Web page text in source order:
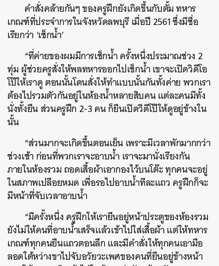
คำสั่งคล้ายกันๆ ของครูฝึกยังเกิดขึ้นกับตั้ม ทหาร
เกณฑ์ที่ประจำการในจังหวัดลพบุรี เมื่อปี 2561 ซึ่งมีชื่อ
เรียกว่า ‘เช็กน้ำ’
“ที่ค่ายของผมมีการเช็กน้ำ ครั้งหนึ่งประมาณช่วง 2
ทุ่ม ผู้ช่วยครูสั่งให้พลทหารออกไปเช็กน้ำ เขาจะเปิดวิดีโอ
โป๊ให้เราดู ตอนนั้นโดนสั่งให้ทำแบบนั้นกันทั้งค่าย พวกเรา
ต้องไปรวมตัวกันอยู่ในห้องน้ำหลายสิบคน แต่ละคนมีทั้ง
นั่งทั้งยืน ส่วนครูฝึก 2-3 คน ก็ยืนเปิดวีดีโป๊ให้ดูอยู่ข้างใน
นั้น
“ส่วนมากจะเกิดขึ้นตอนเย็น เพราะมีเวลาพักมากกว่า
ช่วงเช้า ก่อนที่พวกเราจะอาบน้ำ เราจะมานั่งเรียงกัน
ภายในห้องรวม ถอดเสื้อผ้าเอากองไว้บนโต๊ะ ทุกคนจะอยู่
ในสภาพเปลือยหมด เพื่อรอไปอาบน้ำทีละแถว ครูฝึกก็จะ
มีหน้าที่จับเวลาอาบน้ำ
“มีครั้งหนึ่ง ครูฝึกให้เรายืนอยู่หน้าประตูของห้องรวม
ยังไม่ให้คนที่อาบน้ำเสร็จแล้วเข้าไปใส่เสื้อผ้า แต่ให้ทหาร
เกณฑ์ทุกคนยืนแถวตอนลึก และมีคำสั่งให้ทุกคนเอามือ
ลอดใต้หว่างขาไปจับอวัยวะเพศของคนที่ยืนอยู่ข้างหน้า